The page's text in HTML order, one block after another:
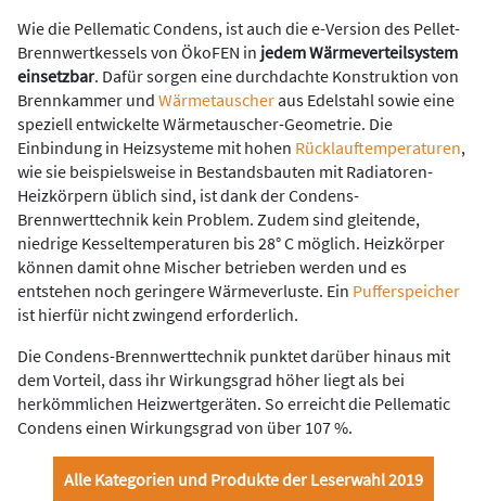
Wie die Pellematic Condens, ist auch die e-Version des Pellet-
Brennwertkessels von ÖkoFEN in jedem Wärmeverteilsystem
einsetzbar. Dafür sorgen eine durchdachte Konstruktion von
Brennkammer und Wärmetauscheraus Edelstahl sowie eine
speziell entwickelte Wärmetauscher-Geometrie. Die
Einbindung in Heizsysteme mit hohen Rücklauftemperaturen,
wie sie beispielsweise in Bestandsbauten mit Radiatoren-
Heizkörpern üblich sind, ist dank der Condens-
Brennwerttechnik kein Problem. Zudem sind gleitende,
niedrige Kesseltemperaturen bis 28° C möglich. Heizkörper
können damit ohne Mischer betrieben werden und es
entstehen noch geringere Wärmeverluste. Ein Pufferspeicher
ist hierfür nicht zwingend erforderlich.
Die Condens-Brennwerttechnik punktet darüber hinaus mit
dem Vorteil, dass ihr Wirkungsgrad höher liegt als bei
herkömmlichen Heizwertgeräten. So erreicht die Pellematic
Condens einen Wirkungsgrad von über 107 %.
Alle Kategorien und Produkte der Leserwahl 2019